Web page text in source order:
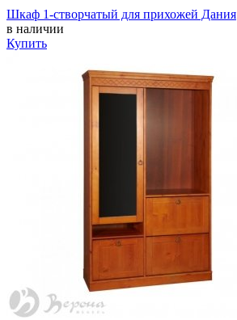
Шкаф 1-створчатый для прихожей Дания
в наличии
Купить